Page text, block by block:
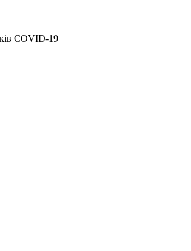
COVID-19